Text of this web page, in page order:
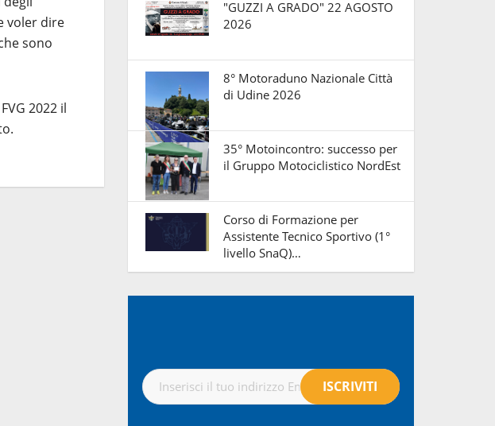
voler dire
sono
2022 il
"GUZZI A GRADO" 22 AGOSTO
2026
8° Motoraduno Nazionale Città
di Udine 2026
35° Motoincontro: successo per
il Gruppo Motociclistico NordEst
Corso di Formazione per
Assistente Tecnico Sportivo (1°
livello SnaQ)…